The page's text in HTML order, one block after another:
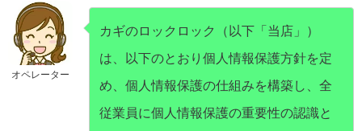
オペレーター
カギのロックロック（以下「当店」）
は、以下のとおり個人情報保護方針を定
め、個人情報保護の仕組みを構築し、全
従業員に個人情報保護の重要性の認識と